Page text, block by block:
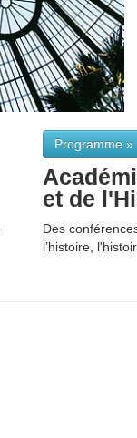
Programme »
et de
Des
l’histoire,